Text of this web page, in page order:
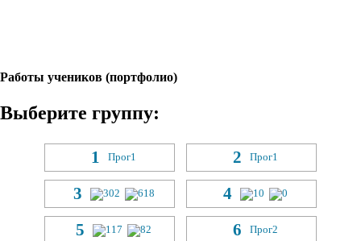
Работы учеников (портфолио)
Выберите группу:
1 Прог1 2 Прог1
3 302 618 4 10 0
5 117 82 6 Прог2